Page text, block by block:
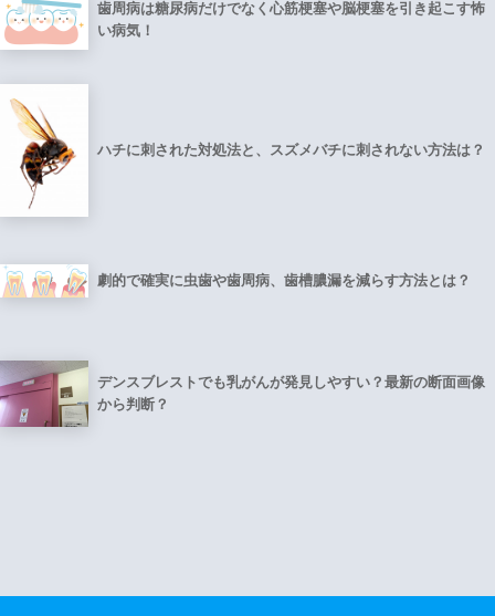
歯周病は糖尿病だけでなく心筋梗塞や脳梗塞を引き起こす怖
い病気！
ハチに刺された対処法と、スズメバチに刺されない方法は？
劇的で確実に虫歯や歯周病、歯槽膿漏を減らす方法とは？
デンスブレストでも乳がんが発見しやすい？最新の断面画像
から判断？